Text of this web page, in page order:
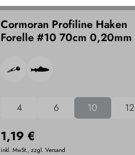
Cormoran Profiline Haken
Forelle #10 70cm 0,20mm
4 6 10 12
1,19 €
inkl. MwSt., zzgl. Versand